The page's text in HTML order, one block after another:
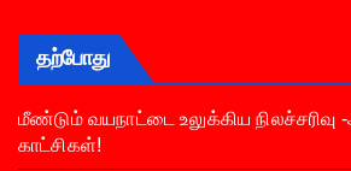
தற்போது
மீண்டும் வயநாட்டை உலுக்கிய நிலச்சரிவு -
காட்சிகள்!